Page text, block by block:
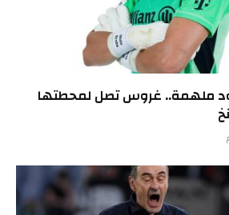
ملهمة.. غروس تصل لمحطتها